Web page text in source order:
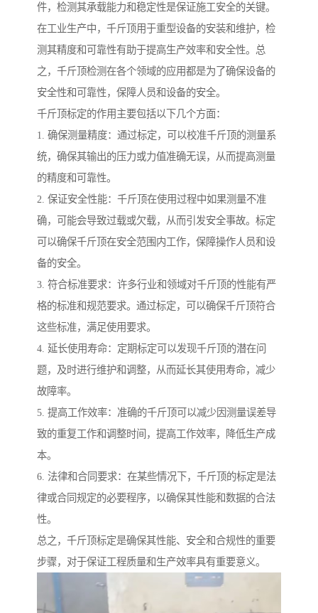
件，检测其承载能力和稳定性是保证施工安全的关键。
在工业生产中，千斤顶用于重型设备的安装和维护，检
测其精度和可靠性有助于提高生产效率和安全性。总
之，千斤顶检测在各个领域的应用都是为了确保设备的
安全性和可靠性，保障人员和设备的安全。
千斤顶标定的作用主要包括以下几个方面：
1. 确保测量精度：通过标定，可以校准千斤顶的测量系
统，确保其输出的压力或力值准确无误，从而提高测量
的精度和可靠性。
2. 保证安全性能：千斤顶在使用过程中如果测量不准
确，可能会导致过载或欠载，从而引发安全事故。标定
可以确保千斤顶在安全范围内工作，保障操作人员和设
备的安全。
3. 符合标准要求：许多行业和领域对千斤顶的性能有严
格的标准和规范要求。通过标定，可以确保千斤顶符合
这些标准，满足使用要求。
4. 延长使用寿命：定期标定可以发现千斤顶的潜在问
题，及时进行维护和调整，从而延长其使用寿命，减少
故障率。
5. 提高工作效率：准确的千斤顶可以减少因测量误差导
致的重复工作和调整时间，提高工作效率，降低生产成
本。
6. 法律和合同要求：在某些情况下，千斤顶的标定是法
律或合同规定的必要程序，以确保其性能和数据的合法
性。
总之，千斤顶标定是确保其性能、安全和合规性的重要
步骤，对于保证工程质量和生产效率具有重要意义。